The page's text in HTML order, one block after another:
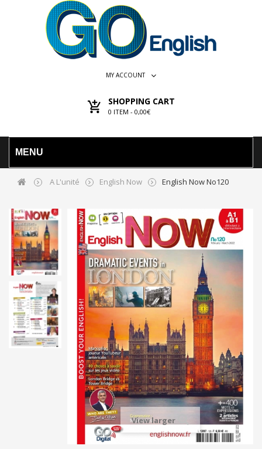
MY ACCOUNT
SHOPPING CART
0 ITEM - 0,00€
MENU
A L'unité English Now English Now No120
View larger